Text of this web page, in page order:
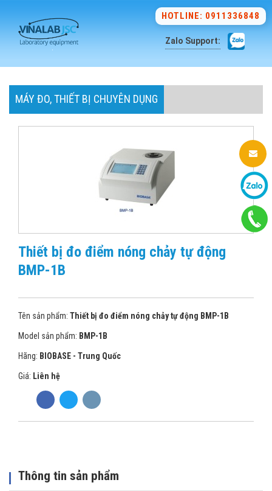
HOTLINE: 0911336848
Zalo Support:
MÁY ĐO, THIẾT BỊ CHUYÊN DỤNG
Thiết bị đo điểm nóng chảy tự động
BMP-1B
Tên sản phẩm: Thiết bị đo điểm nóng chảy tự động BMP-1B
Model sản phẩm: BMP-1B
Hãng: BIOBASE - Trung Quốc
Giá: Liên hệ
Thông tin sản phẩm